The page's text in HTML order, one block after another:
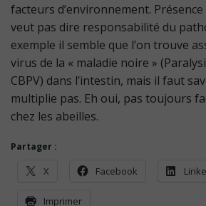
facteurs d’environnement.
veut pas dire responsabilité du
exemple il semble que l’on trouve
virus de la « maladie noire »
CBPV) dans l’intestin, mais il faut
multiplie pas. Eh oui, pas toujours
chez les abeilles.
Partager :
X Facebook
Imprimer